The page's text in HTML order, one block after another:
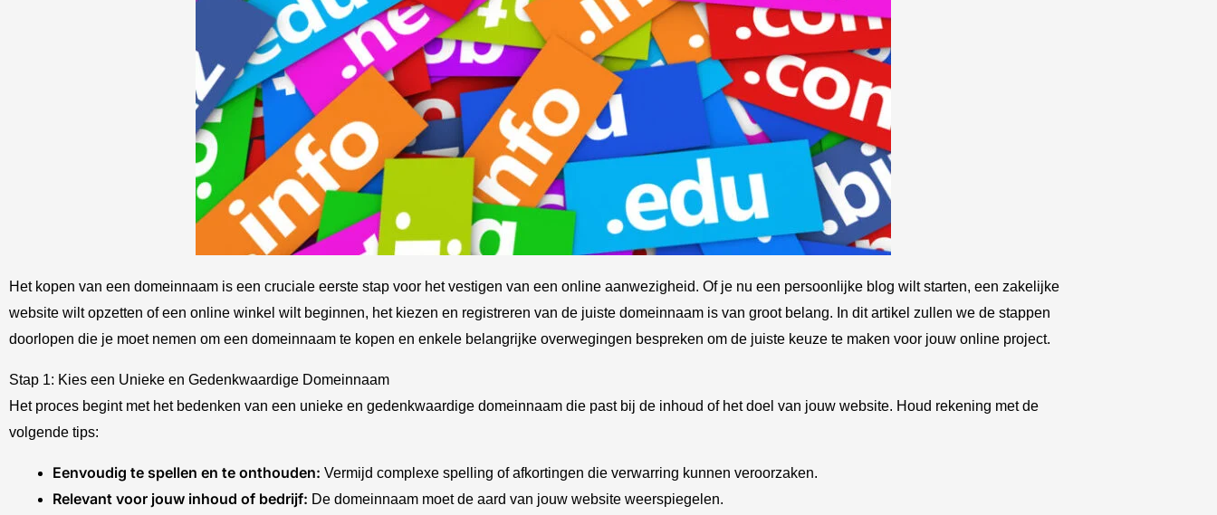
Het kopen van een domeinnaam is een cruciale eerste stap voor het vestigen van een online aanwezigheid. Of je nu een persoonlijke blog wilt starten, een zakelijke
website wilt opzetten of een online winkel wilt beginnen, het kiezen en registreren van de juiste domeinnaam is van groot belang. In dit artikel zullen we de stappen
doorlopen die je moet nemen om een domeinnaam te kopen en enkele belangrijke overwegingen bespreken om de juiste keuze te maken voor jouw online project.
Stap 1: Kies een Unieke en Gedenkwaardige Domeinnaam
Het proces begint met het bedenken van een unieke en gedenkwaardige domeinnaam die past bij de inhoud of het doel van jouw website. Houd rekening met de
volgende tips:
Eenvoudig te spellen en te onthouden: Vermijd complexe spelling of afkortingen die verwarring kunnen veroorzaken.
Relevant voor jouw inhoud of bedrijf: De domeinnaam moet de aard van jouw website weerspiegelen.